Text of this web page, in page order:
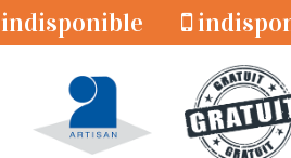
indisponible